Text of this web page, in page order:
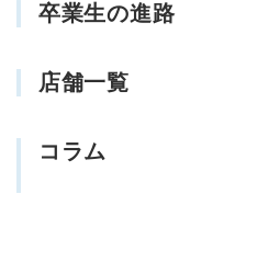
卒業生の進路
店舗一覧
コラム